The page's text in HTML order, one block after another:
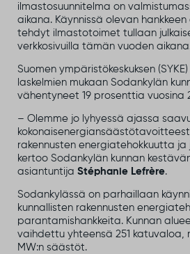
ilmastosuunnitelma on
aikana. Käynnissä olevan hankkeen
tehdyt ilmastotoimet tullaan
verkkosivuilla tämän vuoden
Suomen ympäristökeskuksen
laskelmien mukaan Sodankylän
vähentyneet 19 prosenttia vuosina
– Olemme jo lyhyessä ajassa
rakennusten energiatehokkuutta
kertoo Sodankylän kunnan
asiantuntija Stéphanie Lefrère.
Sodankylässä on parhaillaan
kunnallisten rakennusten
parantamishankkeita. Kunnan
vaihdettu yhteensä 251 katuvaloa,
MW:n säästöt.